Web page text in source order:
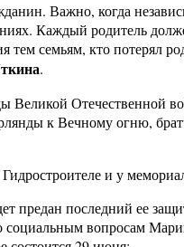
Важно, когда
Каждый родитель
тем семьям, кто потерял
.
Великой Отечественной
к Вечному огню,
и у
предан последний ее
вопросам